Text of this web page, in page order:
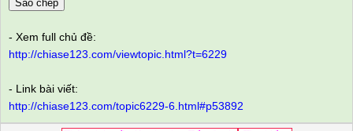
Sao chép
- Xem full chủ đề:
http://chiase123.com/viewtopic.html?t=6229
- Link bài viết:
http://chiase123.com/topic6229-6.html#p53892